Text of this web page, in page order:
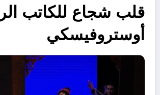
قلب شجاع للكاتب
أوستروفيسكي